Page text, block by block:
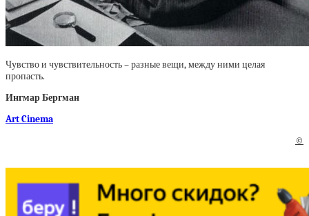
Чувство и чувствительность – разные вещи, между ними целая
пропасть.
Ингмар Бергман
Art Cinema
©